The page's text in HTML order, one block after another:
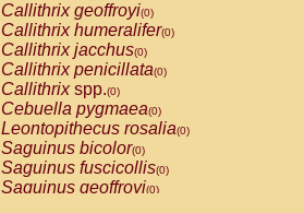
Callithrix geoffroyi(0)
Callithrix humeralifer(0)
Callithrix jacchus(0)
Callithrix penicillata(0)
Callithrixspp.(0)
Cebuella pygmaea(0)
Leontopithecus rosalia(0)
Saguinus bicolor(0)
Saguinus fuscicollis(0)
Saguinus geoffroyi(0)